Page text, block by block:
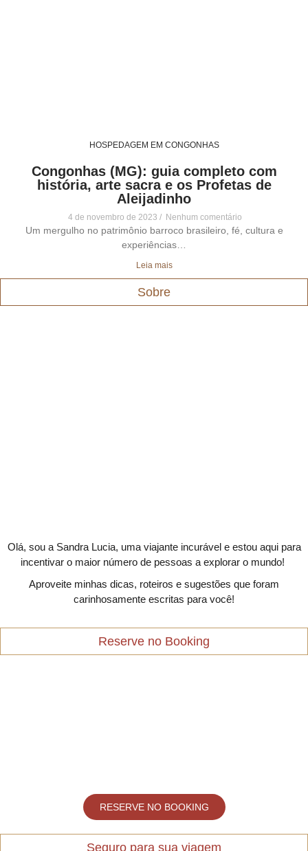
HOSPEDAGEM EM CONGONHAS
Congonhas (MG): guia completo com
história, arte sacra e os Profetas de
Aleijadinho
4 de novembro de 2023 Nenhum comentário
Um mergulho no patrimônio barroco brasileiro, fé, cultura e
experiências…
Leia mais
Sobre
Olá, sou a Sandra Lucia, uma viajante incurável e estou aqui para
incentivar o maior número de pessoas a explorar o mundo!
Aproveite minhas dicas, roteiros e sugestões que foram
carinhosamente escritas para você!
Reserve no Booking
RESERVE NO BOOKING
Seguro para sua viagem